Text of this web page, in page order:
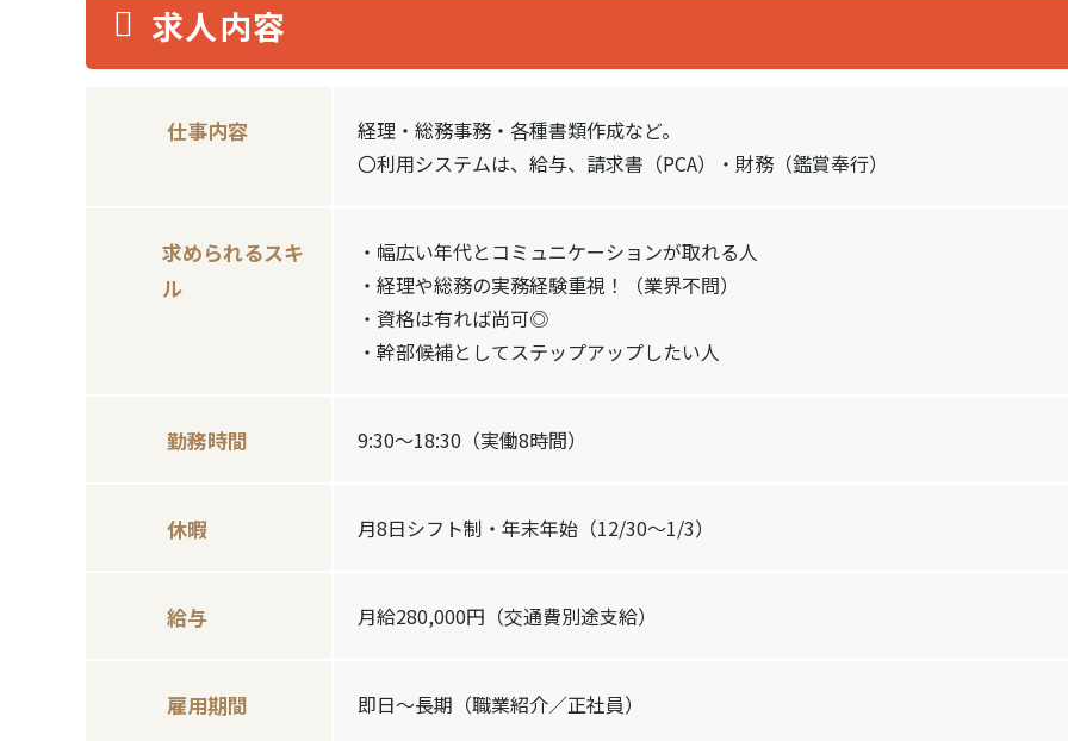
求人内容
仕事内容
経理・総務事務・各種書類作成など。
〇利用システムは、給与、請求書（PCA）・財務（鑑賞奉行）
求められるスキ
ル
・幅広い年代とコミュニケーションが取れる人
・経理や総務の実務経験重視！（業界不問）
・資格は有れば尚可◎
・幹部候補としてステップアップしたい人
勤務時間 9:30～18:30（実働8時間）
休暇 月8日シフト制・年末年始（12/30～1/3）
給与 月給280,000円（交通費別途支給）
雇用期間 即日～長期（職業紹介／正社員）